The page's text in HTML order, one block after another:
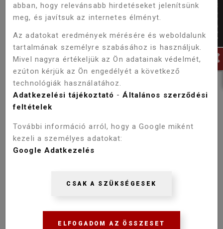
abban, hogy relevánsabb hirdetéseket jelenítsünk
meg, és javítsuk az internetes élményt.
Az adatokat eredmények mérésére és weboldalunk
tartalmának személyre szabásához is használjuk.
Mivel nagyra értékeljük az Ön adatainak védelmét,
ezúton kérjük az Ön engedélyét a következő
technológiák használatához.
Adatkezelési tájékoztató -Általános szerződési
feltételek
További információ arról, hogy a Google miként
kezeli a személyes adatokat:
Google Adatkezelés
CSAK A SZÜKSÉGESEK
ELFOGADOM AZ ÖSSZESET